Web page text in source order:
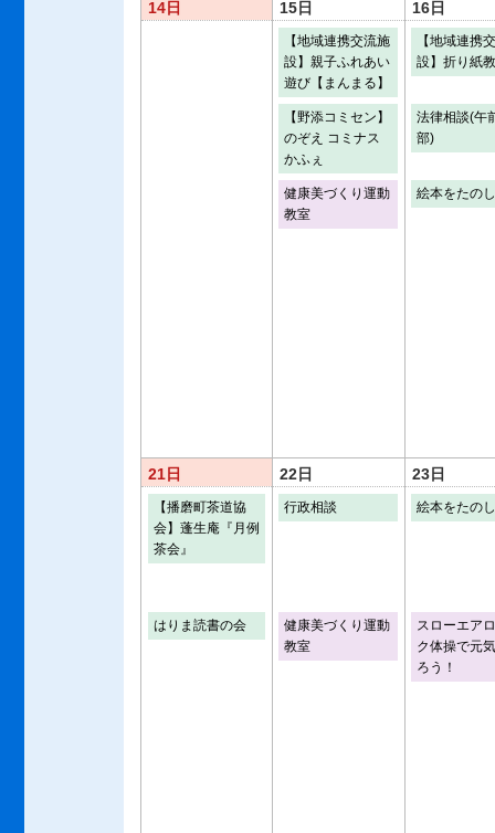
14日 15日 16日
【地域連携交流施
設】親子ふれあい
遊び【まんまる】
【地域連携
設】折り紙
【野添コミセン】
のぞえ コミナス
かふぇ
法律相談(午
部)
健康美づくり運動
教室
絵本をたの
21日 22日 23日
【播磨町茶道協
会】蓬生庵『月例
茶会』
行政相談 絵本をたの
はりま読書の会
健康美づくり運動
教室
スローエア
ク体操で元
ろう！